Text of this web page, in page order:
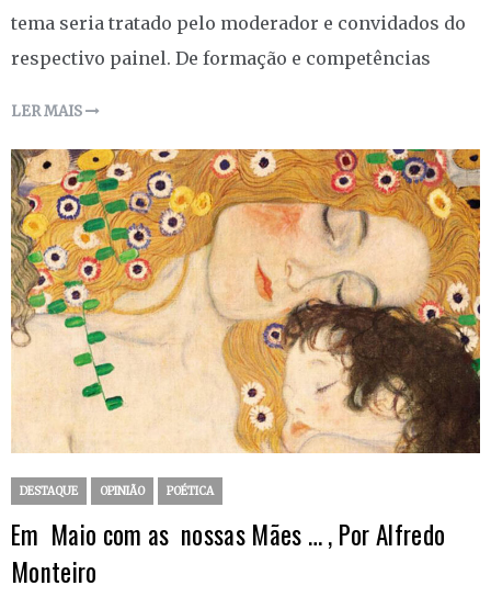
tema seria tratado pelo moderador e convidados do
respectivo painel. De formação e competências
LER MAIS
DESTAQUE OPINIÃO POÉTICA
Em Maio com as nossas Mães … , Por Alfredo
Monteiro